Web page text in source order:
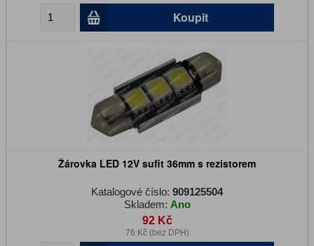
Koupit
Žárovka LED 12V sufit 36mm s rezistorem
Katalogové číslo: 909125504
Skladem: Ano
92 Kč
76 Kč (bez DPH)